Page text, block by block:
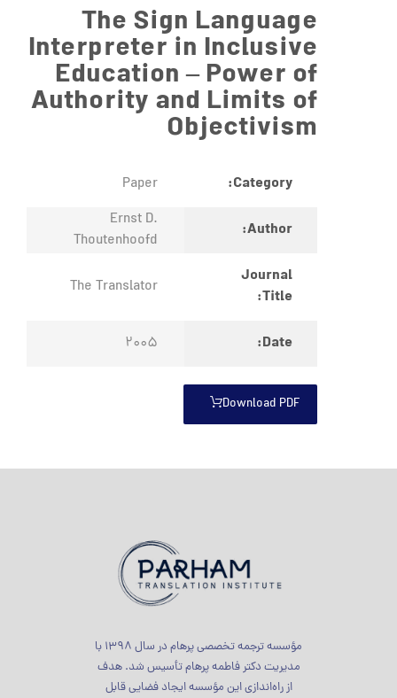
The Sign Language
Interpreter in Inclusive
Education – Power of
Authority and Limits of
Objectivism
Category:
Paper
Author:
Ernst D.
Thoutenhoofd
Journal
Title:
The Translator
Date:
2005
Download PDF
مؤسسه ترجمه تخصصی پرهام در سال 1398 با
مدیریت دکتر فاطمه پرهام تأسیس شد. هدف
از راه‌اندازی این مؤسسه ایجاد فضایی قابل